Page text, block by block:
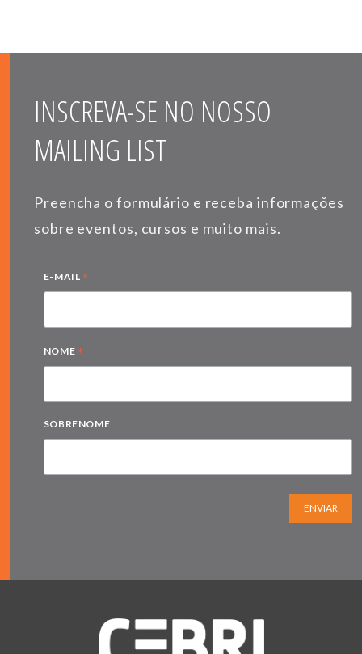
INSCREVA-SE NO NOSSO
MAILING LIST
Preencha o formulário e receba informações
sobre eventos, cursos e muito mais.
E-MAIL *
NOME *
SOBRENOME
ENVIAR